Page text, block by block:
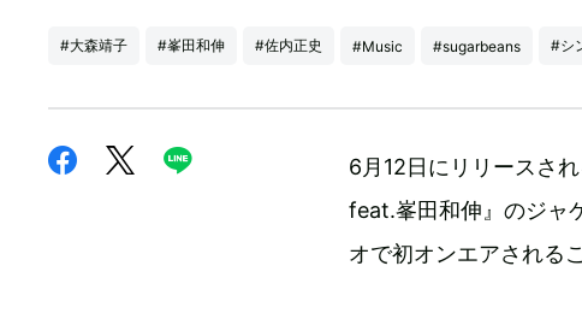
#大森靖子 #峯田和伸 #佐内正史 #Music #sugarbeans #シ
6月12日にリリースさ
feat.峯田和伸』のジャ
オで初オンエアされる